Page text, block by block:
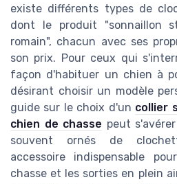
existe différents types de
dont le produit "sonnaillon
romain", chacun avec ses
son prix. Pour ceux qui
façon d'habituer un chien à
désirant choisir un modèle
guide sur le choix d'un collier
chien de chasse peut
souvent ornés de
accessoire indispensable
chasse et les sorties en plein